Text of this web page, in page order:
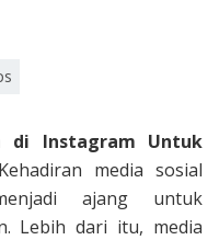
di Instagram Untuk
media sosial
ajang untuk
Lebih dari itu, media